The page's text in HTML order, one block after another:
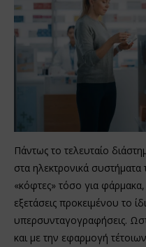
Πάντως το τελευταίο
στα ηλεκτρονικά
«κόφτες» τόσο για φάρμακα,
εξετάσεις προκειμένου το
υπερσυνταγογραφήσεις.
και με την εφαρμογή